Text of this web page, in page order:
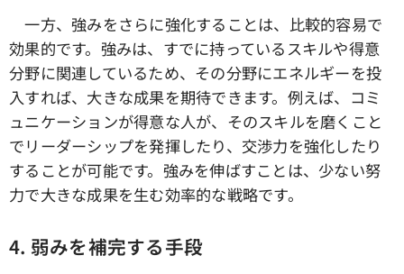
一方、強みをさらに強化することは、比較的容易で
効果的です。強みは、すでに持っているスキルや得意
分野に関連しているため、その分野にエネルギーを投
入すれば、大きな成果を期待できます。例えば、コミ
ュニケーションが得意な人が、そのスキルを磨くこと
でリーダーシップを発揮したり、交渉力を強化したり
することが可能です。強みを伸ばすことは、少ない努
力で大きな成果を生む効率的な戦略です。
4. 弱みを補完する手段